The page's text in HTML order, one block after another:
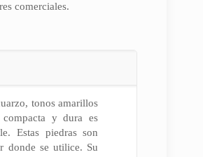
comerciales.
tonos amarillos
y dura es
Estas piedras son
donde se utilice. Su